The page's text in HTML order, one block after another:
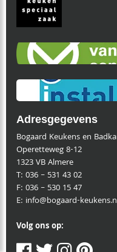
Adresgegevens
Bogaard Keukens en
Operetteweg 8-12
1323 VB Almere
T:036 – 531 43 02
F:036 – 530 15 47
E: info@bogaard-
Volg ons op: